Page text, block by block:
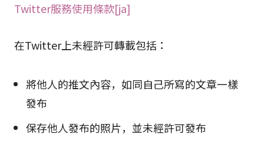
Twitter服務使用條款[ja]
在Twitter上未經許可轉載包括：
將他人的推文內容，如同自己所寫的文章一樣
發布
保存他人發布的照片，並未經許可發布